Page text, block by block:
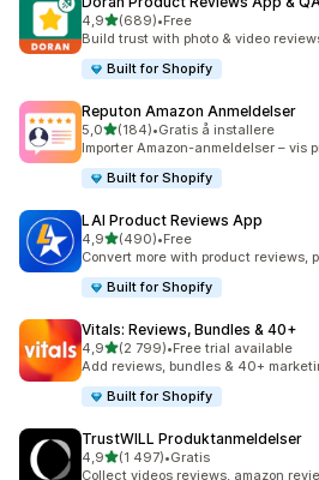
4,9av 5 stjerner
(689)
Totalt 689 omtaler
•Free
Build trust with photo & video
Built for Shopify
Reputon Amazon Anmeldelser
5,0av 5 stjerner
(184)
Totalt 184 omtaler
•Gratis å installere
Importer Amazon-anmeldelser – vis
Built for Shopify
LAI Product Reviews App
4,9av 5 stjerner
(490)
Totalt 490 omtaler
•Free
Convert more with product reviews,
Built for Shopify
Vitals: Reviews, Bundles & 40+
4,9av 5 stjerner
(2 799)
Totalt 2799 omtaler
•Free trial available
Add reviews, bundles & 40+
Built for Shopify
TrustWILL Produktanmeldelser
4,9av 5 stjerner
(1 497)
Totalt 1497 omtaler
•Gratis
Collect videos reviews, amazon